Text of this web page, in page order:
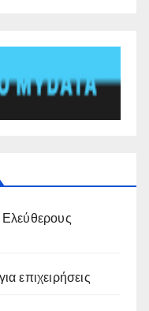
επιχειρήσεις